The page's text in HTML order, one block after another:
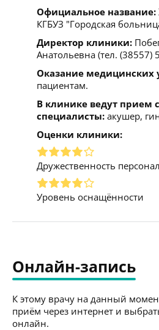
Официальное название:
КГБУЗ "Городская
Директор клиники:
Анатольевна (тел. (38557)
Оказание медицинских
пациентам.
В клинике ведут прием
специалисты: акушер,
Оценки клиники:
Дружественность
Уровень оснащённости
Онлайн-запись
К этому врачу на данный
приём через интернет и
онлайн.